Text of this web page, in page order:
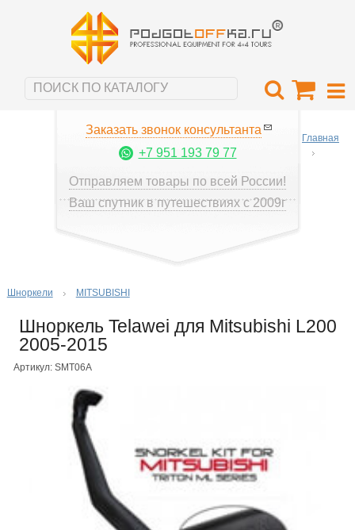
Заказать звонок консультанта
+7 951 193 79 77
Отправляем товары по всей России!
Ваш спутник в путешествиях с 2009г
Главная
Шноркели MITSUBISHI
Шноркель Telawei для Mitsubishi L200
2005-2015
Артикул: SMT06A